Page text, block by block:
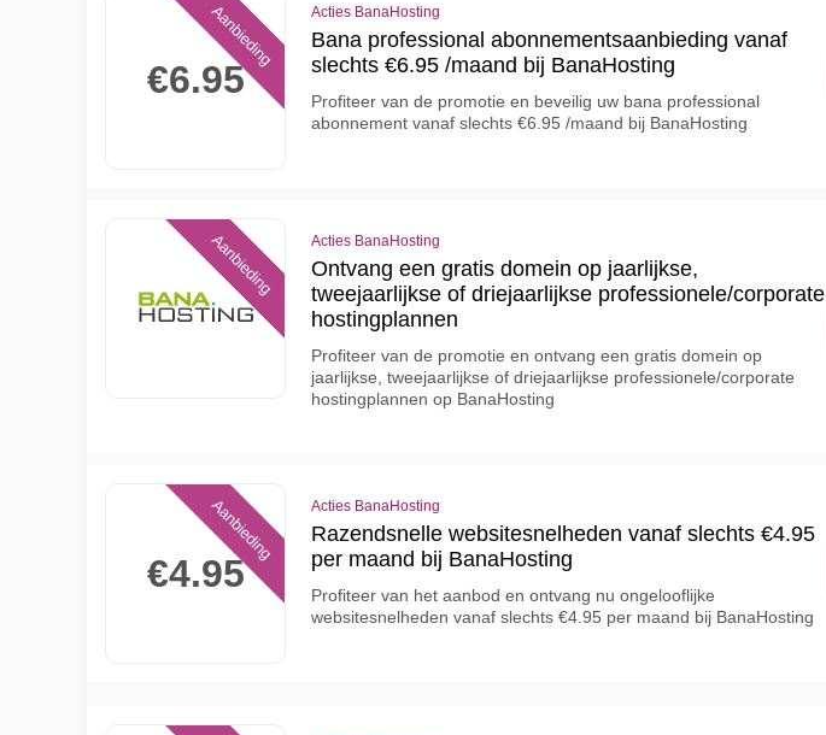
€6.95
Aanbieding Acties BanaHosting
Bana professional abonnementsaanbieding vanaf
slechts €6.95 /maand bij BanaHosting
Profiteer van de promotie en beveilig uw bana professional
abonnement vanaf slechts €6.95 /maand bij BanaHosting
Aanbieding Acties BanaHosting
Ontvang een gratis domein op jaarlijkse,
tweejaarlijkse of driejaarlijkse professionele/corporate
hostingplannen
Profiteer van de promotie en ontvang een gratis domein op
jaarlijkse, tweejaarlijkse of driejaarlijkse professionele/corporate
hostingplannen op BanaHosting
€4.95
Aanbieding Acties BanaHosting
Razendsnelle websitesnelheden vanaf slechts €4.95
per maand bij BanaHosting
Profiteer van het aanbod en ontvang nu ongelooflijke
websitesnelheden vanaf slechts €4.95 per maand bij BanaHosting